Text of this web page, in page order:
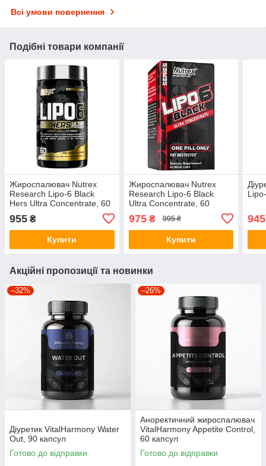
Всі умови повернення
Подібні товари компанії
Жироспалювач Nutrex
Research Lipo-6 Black
Hers Ultra Concentrate, 60
955 ₴
Купити
Жироспалювач Nutrex
Research Lipo-6 Black
Ultra Concentrate, 60
975₴ 995 ₴
Купити
945
Акційні пропозиції та новинки
–32%
Діуретик VitalHarmony Water
Out, 90 капсул
Готово до відправки
–26%
Аноректичний жироспалювач
VitalHarmony Appetite Control,
60 капсул
Готово до відправки